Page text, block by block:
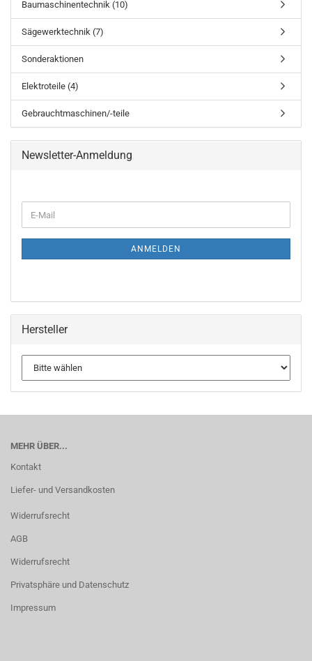
Baumaschinentechnik (10)
Sägewerktechnik (7)
Sonderaktionen
Elektroteile (4)
Gebrauchtmaschinen/-teile
Newsletter-Anmeldung
ANMELDEN
Hersteller
MEHR ÜBER...
Kontakt
Liefer- und Versandkosten
Widerrufsrecht
AGB
Widerrufsrecht
Privatsphäre und Datenschutz
Impressum